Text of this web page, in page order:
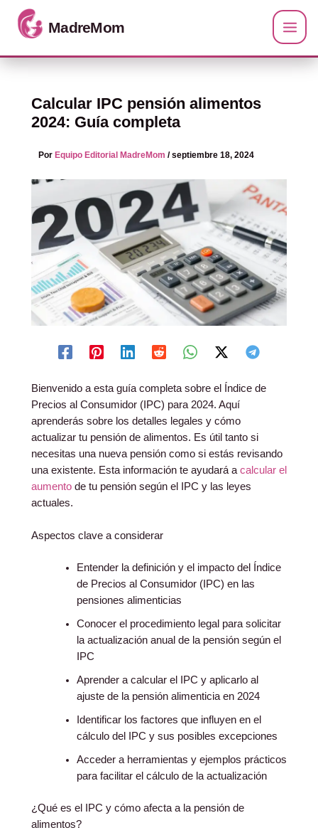
Ir al contenido
Calcular IPC pensión alimentos
2024: Guía completa
Por Equipo Editorial MadreMom /septiembre 18, 2024
Bienvenido a esta guía completa sobre el Índice de
Precios al Consumidor (IPC) para 2024. Aquí
aprenderás sobre los detalles legales y cómo
actualizar tu pensión de alimentos. Es útil tanto si
necesitas una nueva pensión como si estás revisando
una existente. Esta información te ayudará a calcular el
aumento de tu pensión según el IPC y las leyes
actuales.
Aspectos clave a considerar
Entender la definición y el impacto del Índice
de Precios al Consumidor (IPC) en las
pensiones alimenticias
Conocer el procedimiento legal para solicitar
la actualización anual de la pensión según el
IPC
Aprender a calcular el IPC y aplicarlo al
ajuste de la pensión alimenticia en 2024
Identificar los factores que influyen en el
cálculo del IPC y sus posibles excepciones
Acceder a herramientas y ejemplos prácticos
para facilitar el cálculo de la actualización
¿Qué es el IPC y cómo afecta a la pensión de
alimentos?